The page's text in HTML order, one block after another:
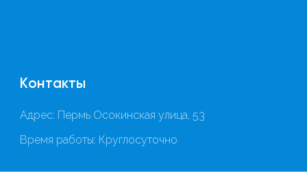
Контакты
Адрес: Пермь Осокинская улица, 53
Время работы: Круглосуточно